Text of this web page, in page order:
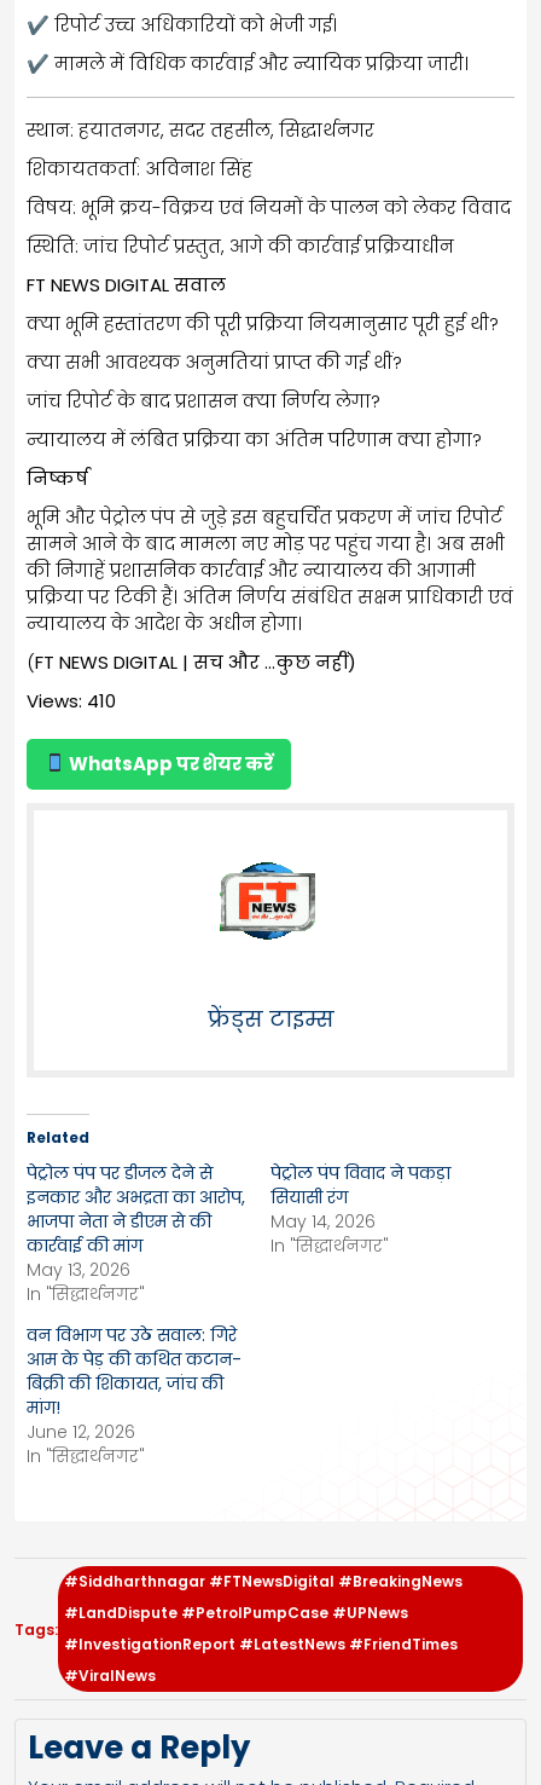
✔ रिपोर्ट उच्च अधिकारियों को भेजी गई।
✔ मामले में विधिक कार्रवाई और न्यायिक प्रक्रिया जारी।
स्थान: हयातनगर, सदर तहसील, सिद्धार्थनगर
शिकायतकर्ता: अविनाश सिंह
विषय: भूमि क्रय-विक्रय एवं नियमों के पालन को लेकर विवाद
स्थिति: जांच रिपोर्ट प्रस्तुत, आगे की कार्रवाई प्रक्रियाधीन
FT NEWS DIGITAL सवाल
क्या भूमि हस्तांतरण की पूरी प्रक्रिया नियमानुसार पूरी हुई थी?
क्या सभी आवश्यक अनुमतियां प्राप्त की गई थीं?
जांच रिपोर्ट के बाद प्रशासन क्या निर्णय लेगा?
न्यायालय में लंबित प्रक्रिया का अंतिम परिणाम क्या होगा?
निष्कर्ष
भूमि और पेट्रोल पंप से जुड़े इस बहुचर्चित प्रकरण में जांच रिपोर्ट
सामने आने के बाद मामला नए मोड़ पर पहुंच गया है। अब सभी
की निगाहें प्रशासनिक कार्रवाई और न्यायालय की आगामी
प्रक्रिया पर टिकी हैं। अंतिम निर्णय संबंधित सक्षम प्राधिकारी एवं
न्यायालय के आदेश के अधीन होगा।
(FT NEWS DIGITAL | सच और …कुछ नहीं)
Views: 410
WhatsApp पर शेयर करें
फ्रेंड्स टाइम्स
Related
पेट्रोल पंप पर डीजल देने से
इनकार और अभद्रता का आरोप,
भाजपा नेता ने डीएम से की
कार्रवाई की मांग
May 13, 2026
In "सिद्धार्थनगर"
पेट्रोल पंप विवाद ने पकड़ा
सियासी रंग
May 14, 2026
In "सिद्धार्थनगर"
वन विभाग पर उठे सवाल: गिरे
आम के पेड़ की कथित कटान-
बिक्री की शिकायत, जांच की
मांग!
June 12, 2026
In "सिद्धार्थनगर"
Tags:
#Siddharthnagar #FTNewsDigital #BreakingNews
#LandDispute #PetrolPumpCase #UPNews
#InvestigationReport #LatestNews #FriendTimes
#ViralNews
Leave a Reply